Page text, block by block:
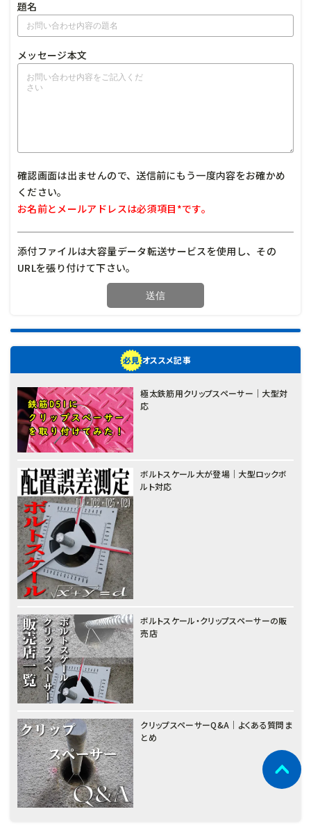
題名
メッセージ本文
確認画面は出ませんので、送信前にもう一度内容をお確かめ
ください。
お名前とメールアドレスは必須項目*です。
添付ファイルは大容量データ転送サービスを使用し、その
URLを張り付けて下さい。
オススメ記事
極太鉄筋用クリップスペーサー｜大型対
応
ボルトスケール大が登場｜大型ロックボ
ルト対応
ボルトスケール・クリップスペーサーの販
売店
クリップスペーサーQ&A｜よくある質問ま
とめ